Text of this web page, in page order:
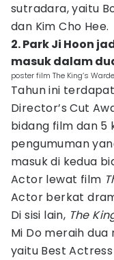
sutradara, yaitu
dan Kim Cho Hee.
2. Park Ji Hoon
masuk dalam
poster film The King’s
Tahun ini
Director’s Cut
bidang film dan 5
pengumuman
masuk di kedua
Actor lewat film
Actor berkat
Di sisi lain, The
Mi Do meraih dua
yaitu Best